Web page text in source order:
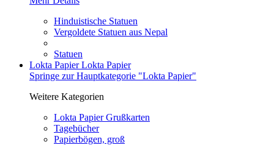
Hinduistische Statuen
Vergoldete Statuen aus Nepal
Statuen
Lokta PapierLokta Papier
Springe zur Hauptkategorie "Lokta Papier"
Weitere Kategorien
Lokta Papier Grußkarten
Tagebücher
Papierbögen, groß